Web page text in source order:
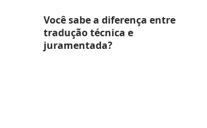
Você sabe a diferença entre
tradução técnica e
juramentada?